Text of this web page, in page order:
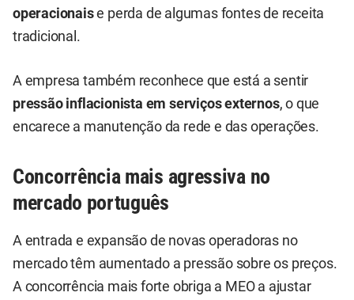
operacionaise perda de algumas fontes de receita
tradicional.
A empresa também reconhece que está a sentir
pressão inflacionista em serviços externos, o que
encarece a manutenção da rede e das operações.
Concorrência mais agressiva no
mercado português
A entrada e expansão de novas operadoras no
mercado têm aumentado a pressão sobre os preços.
A concorrência mais forte obriga a MEO a ajustar